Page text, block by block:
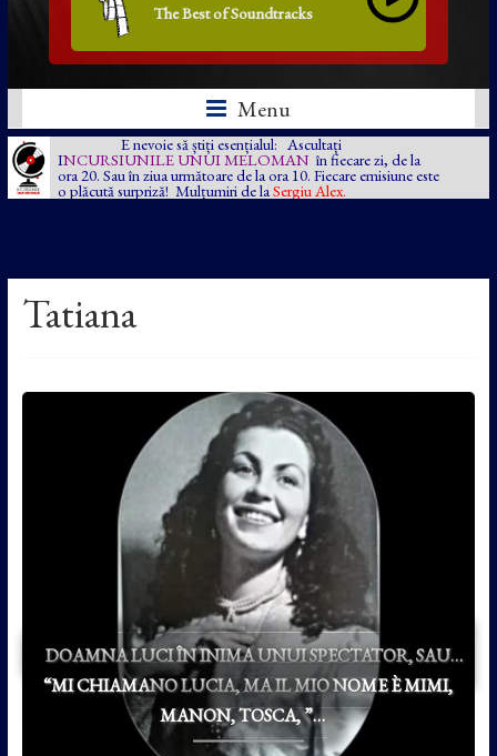
The Best of Soundtracks
Menu
E nevoie să știți esențialul: Ascultați
INCURSIUNILE UNUI MELOMAN în fiecare zi, de la
ora 20. Sau în ziua următoare de la ora 10. Fiecare emisiune este
o plăcută surpriză! Mulțumiri de la Sergiu Alex.
Tatiana
DOAMNA LUCI ÎN INIMA UNUI SPECTATOR, SAU…
“MI CHIAMANO LUCIA, MA IL MIO NOME È MIMI,
MANON, TOSCA, ”…